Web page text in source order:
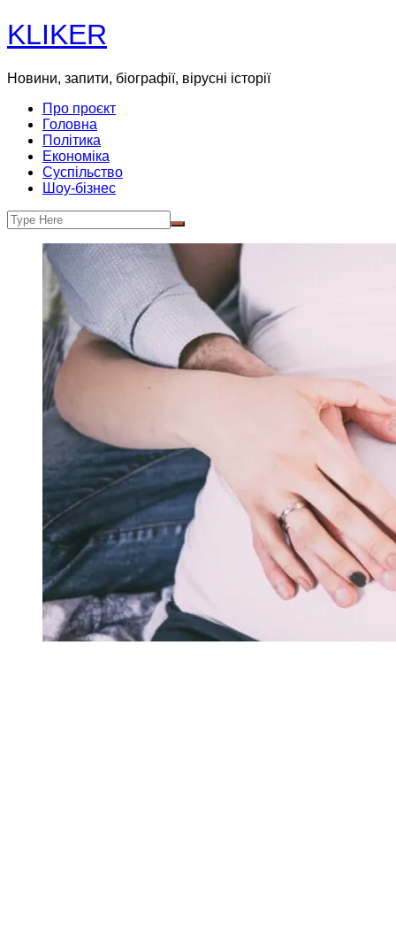
Skip
to
KLIKER
Новини, запити, біографії, вірусні історії
Про проєкт
Головна
Політика
Економіка
Суспільство
Шоу-бізнес